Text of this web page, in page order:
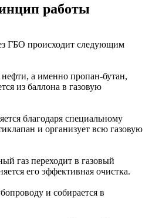
работы
ГБО происходит следующим
а именно пропан-бутан,
из баллона в газовую
благодаря специальному
и организует всю газовую
газ переходит в газовый
его эффективная очистка.
и собирается в